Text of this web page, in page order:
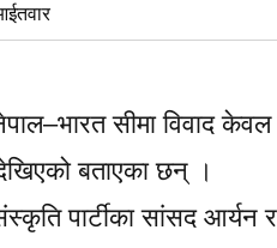
सीमा विवाद
बताएका छन् ।
पार्टीका सांसद आर्यन